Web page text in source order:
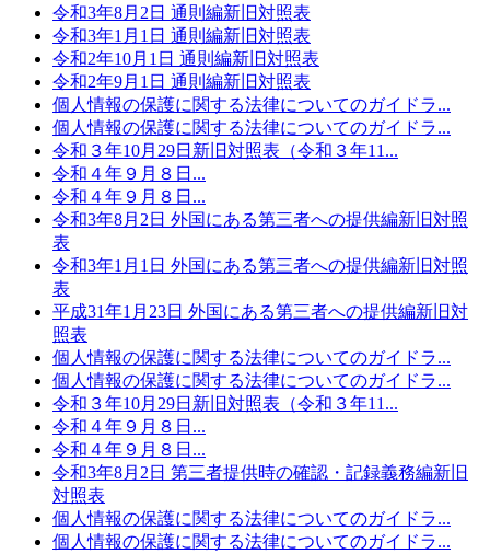
令和3年8月2日 通則編新旧対照表
令和3年1月1日 通則編新旧対照表
令和2年10月1日 通則編新旧対照表
令和2年9月1日 通則編新旧対照表
個人情報の保護に関する法律についてのガイドラ...
個人情報の保護に関する法律についてのガイドラ...
令和３年10月29日新旧対照表（令和３年11...
令和４年９月８日...
令和４年９月８日...
令和3年8月2日 外国にある第三者への提供編新旧対照
表
令和3年1月1日 外国にある第三者への提供編新旧対照
表
平成31年1月23日 外国にある第三者への提供編新旧対
照表
個人情報の保護に関する法律についてのガイドラ...
個人情報の保護に関する法律についてのガイドラ...
令和３年10月29日新旧対照表（令和３年11...
令和４年９月８日...
令和４年９月８日...
令和3年8月2日 第三者提供時の確認・記録義務編新旧
対照表
個人情報の保護に関する法律についてのガイドラ...
個人情報の保護に関する法律についてのガイドラ...